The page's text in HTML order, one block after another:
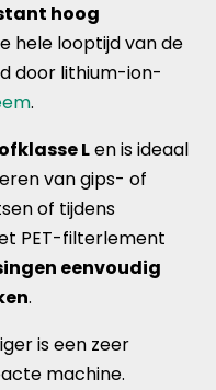
hoog
hele looptijd van de
door lithium-ion-
.
Len is ideaal
van gips- of
of tijdens
PET-filterlement
eenvoudig
.
is een zeer
machine.